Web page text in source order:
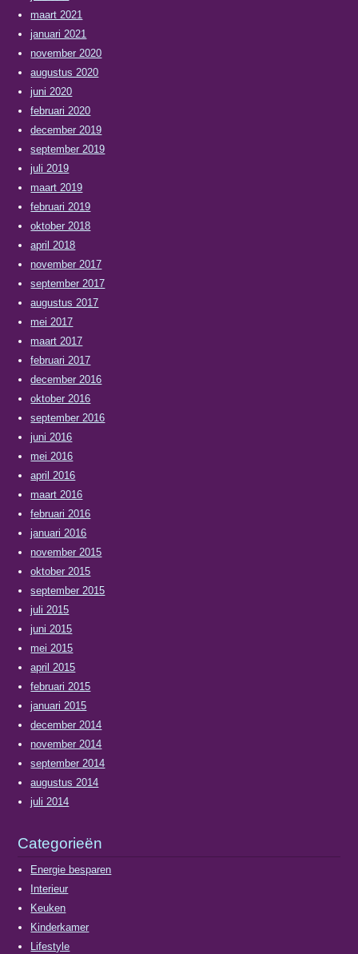
maart 2021
januari 2021
november 2020
augustus 2020
juni 2020
februari 2020
december 2019
september 2019
juli 2019
maart 2019
februari 2019
oktober 2018
april 2018
november 2017
september 2017
augustus 2017
mei 2017
maart 2017
februari 2017
december 2016
oktober 2016
september 2016
juni 2016
mei 2016
april 2016
maart 2016
februari 2016
januari 2016
november 2015
oktober 2015
september 2015
juli 2015
juni 2015
mei 2015
april 2015
februari 2015
januari 2015
december 2014
november 2014
september 2014
augustus 2014
juli 2014
Categorieën
Energie besparen
Interieur
Keuken
Kinderkamer
Lifestyle